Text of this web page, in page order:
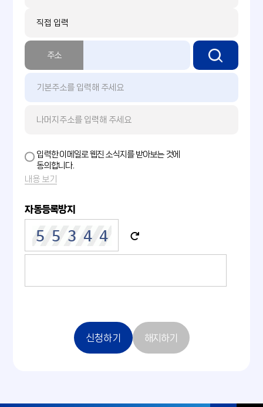
주소
입력한 이메일로 웹진 소식지를 받아보는 것에
동의합니다.
내용 보기
자동등록방지
신청하기 해지하기